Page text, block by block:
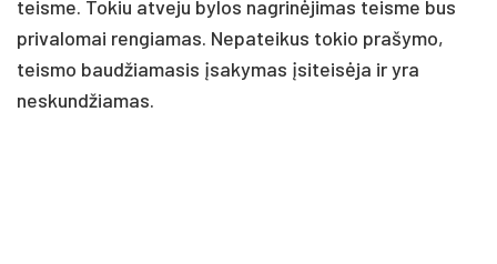
teisme. Tokiu atveju bylos nagrinėjimas teisme bus
privalomai rengiamas. Nepateikus tokio prašymo,
teismo baudžiamasis įsakymas įsiteisėja ir yra
neskundžiamas.